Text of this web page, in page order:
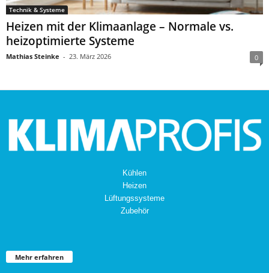
Technik & Systeme
Heizen mit der Klimaanlage – Normale vs.
heizoptimierte Systeme
Mathias Steinke - 23. März 2026 0
Kühlen
Heizen
Lüftungssysteme
Zubehör
Mehr erfahren